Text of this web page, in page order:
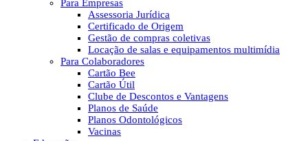
Para Empresas
Assessoria Jurídica
Certificado de Origem
Gestão de compras coletivas
Locação de salas e equipamentos multimídia
Para Colaboradores
Cartão Bee
Cartão Útil
Clube de Descontos e Vantagens
Planos de Saúde
Planos Odontológicos
Vacinas